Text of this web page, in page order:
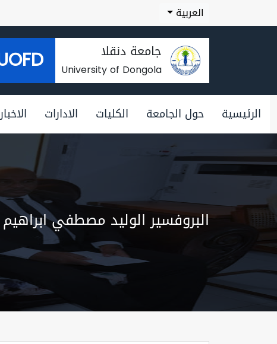
العربية
جامعة دنقلا
University of Dongola
الرئيسية حول الجامعة الكليات الادارات الاخبار
البروفسير الوليد مصطفي